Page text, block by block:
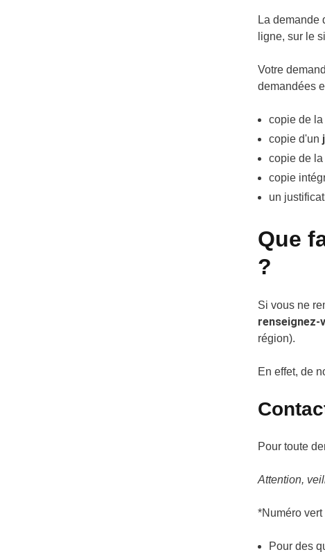
La demande
ligne, sur le
Votre
demandées
copie de la
copie d'un
copie de la
copie
un
Que
?
Si vous ne
renseignez-
région).
En effet, de
Pour toute
Attention,
*Numéro
Pour des